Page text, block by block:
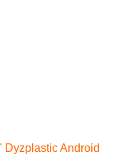
Dyzplastic Android